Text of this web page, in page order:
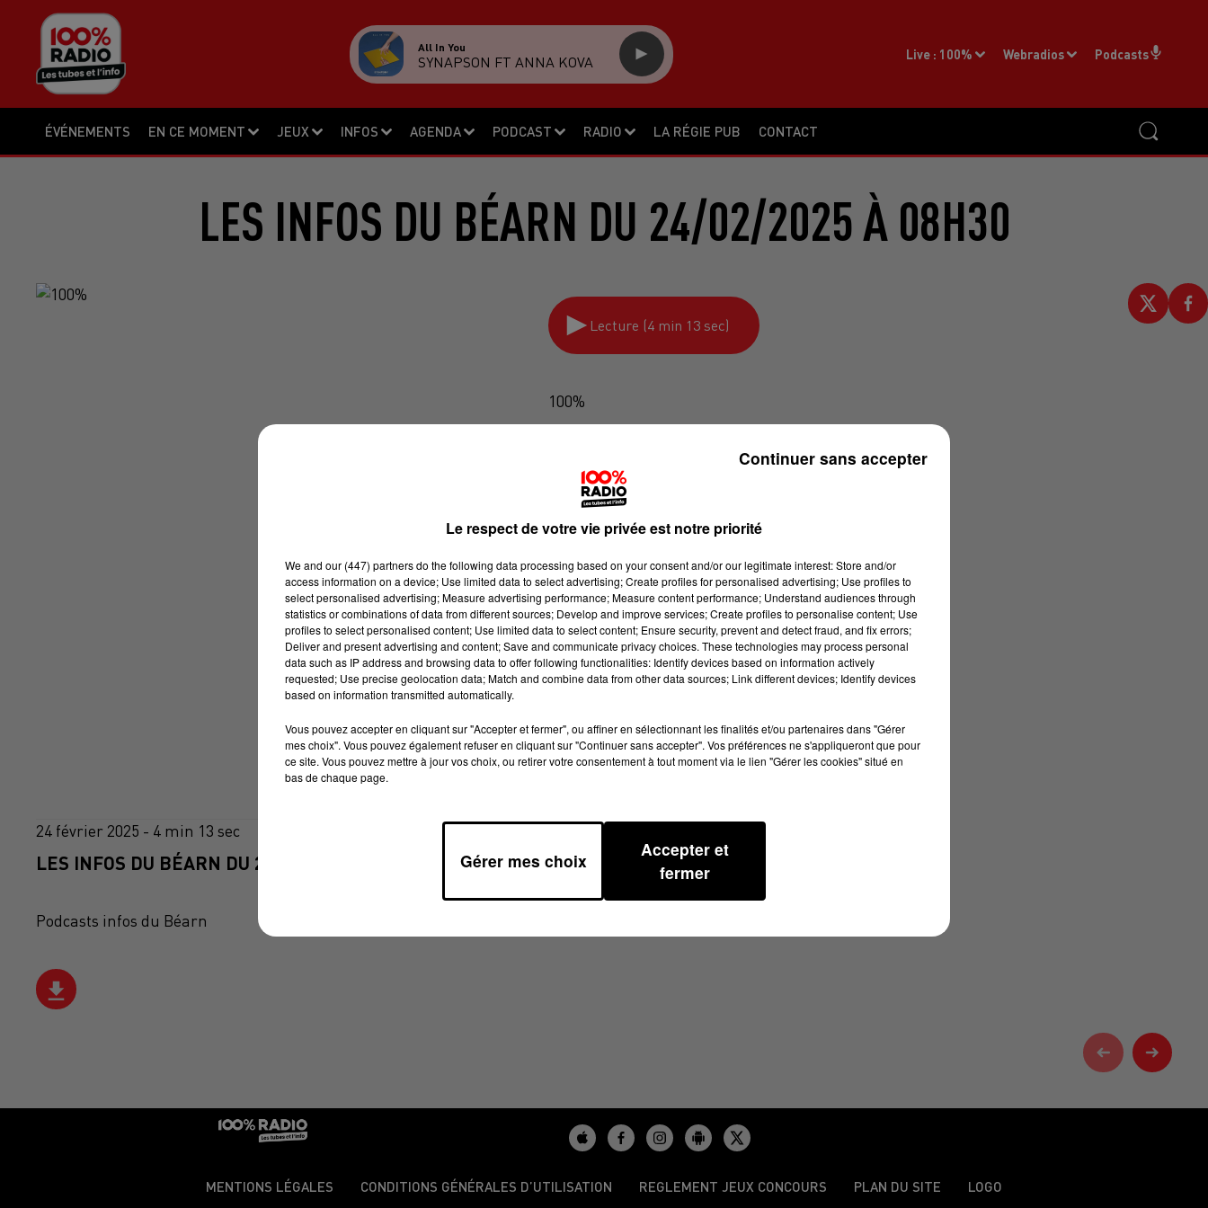
ÉVÉNEMENTS EN CE MOMENT JEUX INFOS AGENDA PODCAST RADIO LA RÉGIE PUB CONTACT
Live : 100% Webradios Podcasts
All In You
SYNAPSON FT ANNA KOVA
LES INFOS DU BÉARN DU 24/02/2025 À 08H30
Lecture (4 min 13 sec)
100%
24 février 2025 - 4 min 13 sec
LES INFOS DU BÉARN DU 24/02/2025 À 08H30
Podcasts infos du Béarn
MENTIONS LÉGALES CONDITIONS GÉNÉRALES D’UTILISATION REGLEMENT JEUX CONCOURS PLAN DU SITE LOGO
Le respect de votre vie privée est notre priorité
We and our (447) partnersdo the following data processing based on your consent and/or our legitimate interest: Store and/or
access information on a device; Use limited data to select advertising; Create profiles for personalised advertising; Use profiles to
select personalised advertising; Measure advertising performance; Measure content performance; Understand audiences through
statistics or combinations of data from different sources; Develop and improve services; Create profiles to personalise content; Use
profiles to select personalised content; Use limited data to select content; Ensure security, prevent and detect fraud, and fix errors;
Deliver and present advertising and content; Save and communicate privacy choices. These technologies may process personal
data such as IP address and browsing data to offer following functionalities: Identify devices based on information actively
requested; Use precise geolocation data; Match and combine data from other data sources; Link different devices; Identify devices
based on information transmitted automatically.
Vous pouvez accepter en cliquant sur "Accepter et fermer", ou affiner en sélectionnant les finalités et/ou partenaires dans "Gérer
mes choix". Vous pouvez également refuser en cliquant sur "Continuer sans accepter". Vos préférences ne s'appliqueront que pour
ce site. Vous pouvez mettre à jour vos choix, ou retirer votre consentement à tout moment via le lien "Gérer les cookies" situé en
bas de chaque page.
Gérer mes choix
Accepter et
fermer
Continuer sans accepter